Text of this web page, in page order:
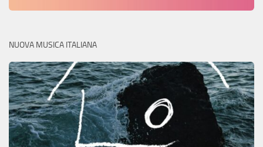
NUOVA MUSICA ITALIANA